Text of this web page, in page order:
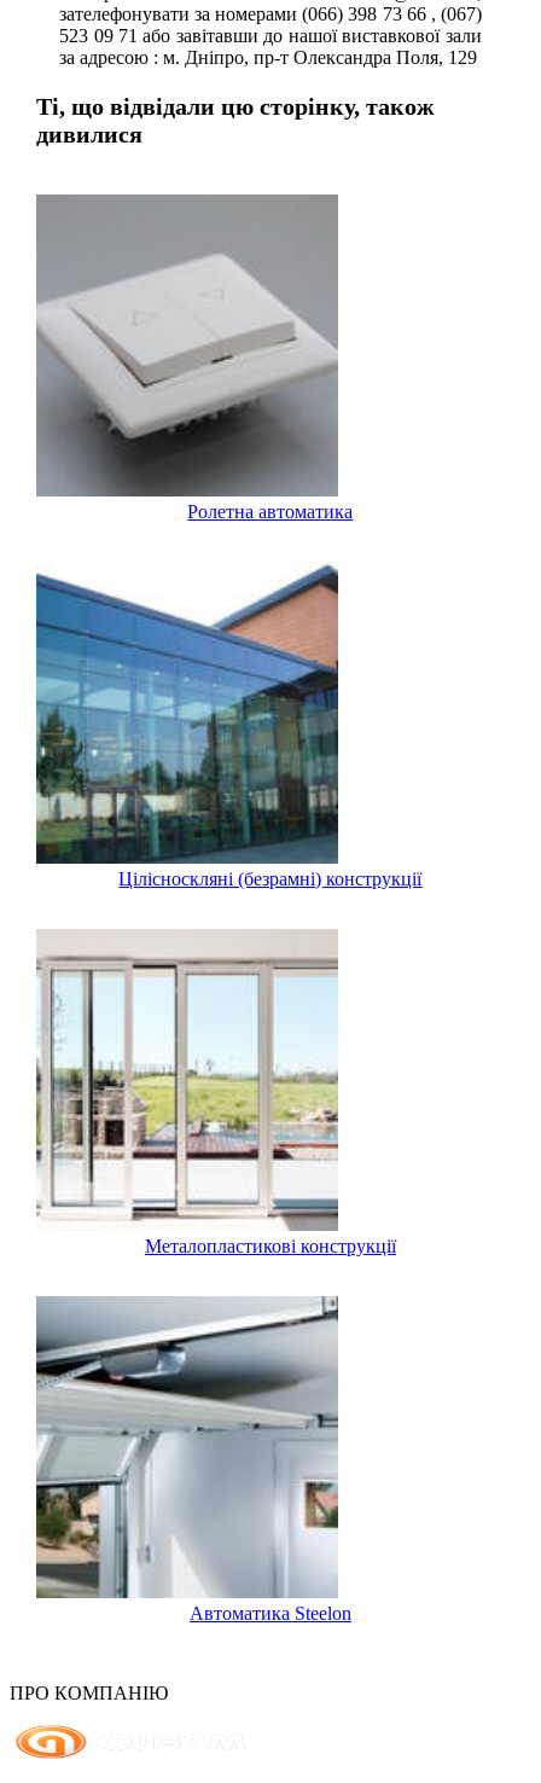
зателефонувати за номерами (066) 398 73 66 , (067)
523 09 71 або завітавши до нашої виставкової зали
за адресою : м. Дніпро, пр-т Олександра Поля, 129
Ті, що відвідали цю сторінку, також
дивилися
Ролетна автоматика
Цілісноскляні (безрамні) конструкції
Металопластикові конструкції
Автоматика Steelon
ПРО КОМПАНІЮ